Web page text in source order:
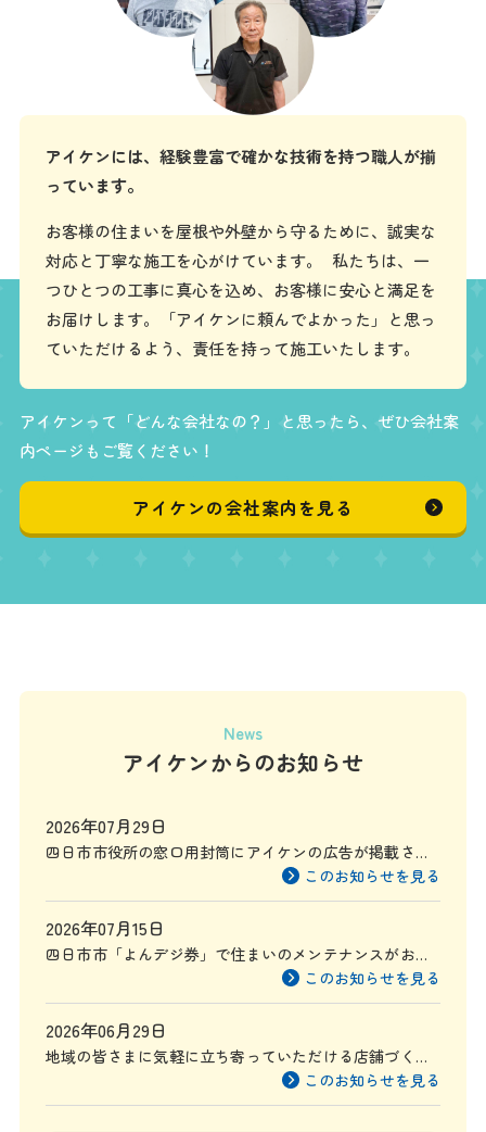
アイケンには、経験豊富で確かな技術を持つ職人が揃
っています。
お客様の住まいを屋根や外壁から守るために、誠実な
対応と丁寧な施工を心がけています。 私たちは、一
つひとつの工事に真心を込め、お客様に安心と満足を
お届けします。「アイケンに頼んでよかった」と思っ
ていただけるよう、責任を持って施工いたします。
アイケンって「どんな会社なの？」と思ったら、ぜひ会社案
内ページもご覧ください！
アイケンの会社案内を見る
News
アイケンからのお知らせ
2026年07月29日
四日市市役所の窓口用封筒にアイケンの広告が掲載され
このお知らせを見る
2026年07月15日
四日市市「よんデジ券」で住まいのメンテナンスがお得
このお知らせを見る
2026年06月29日
地域の皆さまに気軽に立ち寄っていただける店舗づくり
このお知らせを見る